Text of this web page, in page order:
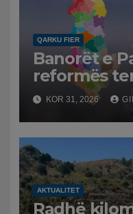
QARKU FIER
Banorët e
reformës
humbasim
qytetit
KOR 31, 2026
AKTUALITET
Radhë